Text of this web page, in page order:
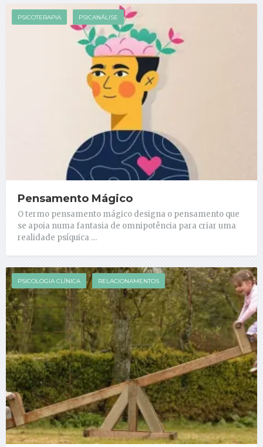
PSICOTERAPIA PSICANÁLISE
Pensamento Mágico
O termo pensamento mágico designa o pensamento que
se apoia numa fantasia de omnipotência para criar uma
realidade psíquica …
PSICOLOGIA CLÍNICA RELACIONAMENTOS